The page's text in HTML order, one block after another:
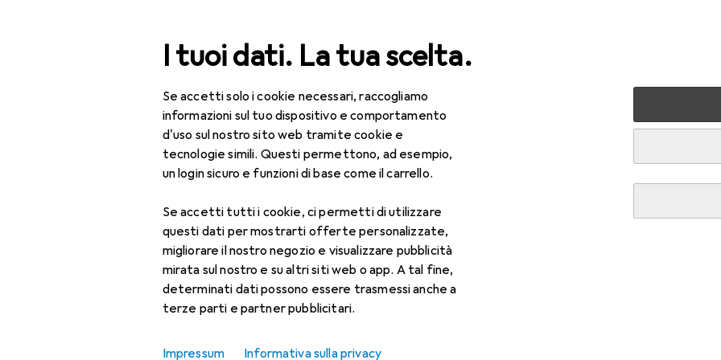
I tuoi dati. La tua scelta.
Se accetti solo i cookie necessari, raccogliamo
informazioni sul tuo dispositivo e comportamento
d'uso sul nostro sito web tramite cookie e
tecnologie simili. Questi permettono, ad esempio,
un login sicuro e funzioni di base come il carrello.
Se accetti tutti i cookie, ci permetti di utilizzare
questi dati per mostrarti offerte personalizzate,
migliorare il nostro negozio e visualizzare pubblicità
mirata sul nostro e su altri siti web o app. A tal fine,
determinati dati possono essere trasmessi anche a
terze parti e partner pubblicitari.
Impressum Informativa sulla privacy
Cerca
Tutte le categorie Fai da te + Giardino
Trapano + Avvitatore a batteria
ProdottiForum